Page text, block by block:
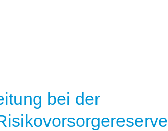
bei der